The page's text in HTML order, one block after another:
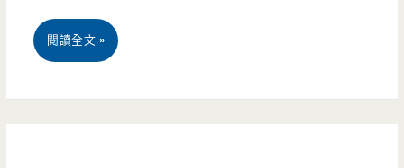
紅
新
閱讀全文 »